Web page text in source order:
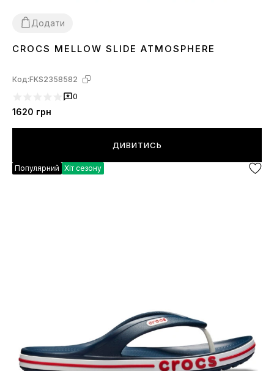
Додати
363739 4344
CROCS MELLOW SLIDE ATMOSPHERE
Код:FKS2358582
0
1620 грн
ДИВИТИСЬ
Популярний Хіт сезону